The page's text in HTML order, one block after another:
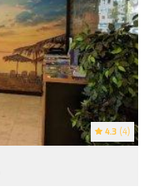
4.3 (4)